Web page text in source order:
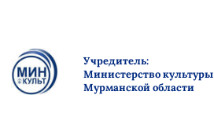
Учредитель:
Министерство культуры
Мурманской области